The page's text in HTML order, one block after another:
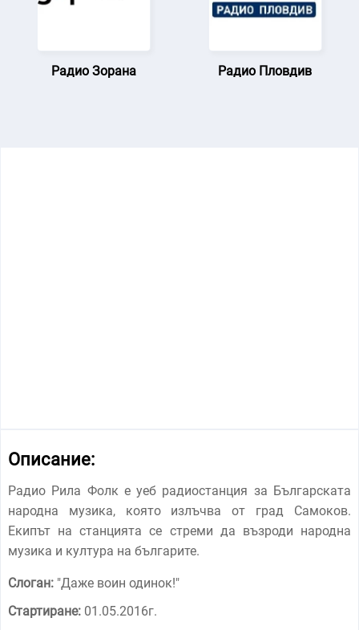
Радио Зорана Радио Пловдив
Описание:
Радио Рила Фолк е уеб радиостанция за Българската
народна музика, която излъчва от град Самоков.
Екипът на станцията се стреми да възроди народна
музика и култура на българите.
Слоган: "Даже воин одинок!"
Стартиране: 01.05.2016г.